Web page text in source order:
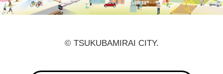
© TSUKUBAMIRAI CITY.